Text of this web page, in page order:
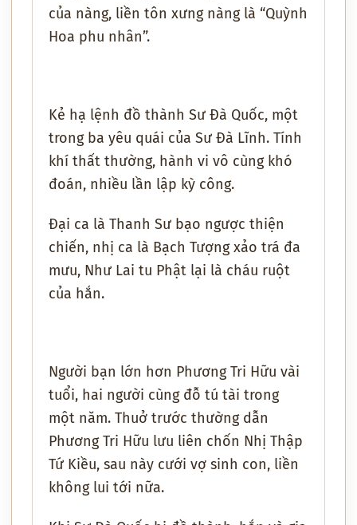
của nàng, liền tôn xưng nàng là “Quỳnh
Hoa phu nhân”.
Kẻ hạ lệnh đồ thành Sư Đà Quốc, một
trong ba yêu quái của Sư Đà Lĩnh. Tính
khí thất thường, hành vi vô cùng khó
đoán, nhiều lần lập kỳ công.
Đại ca là Thanh Sư bạo ngược thiện
chiến, nhị ca là Bạch Tượng xảo trá đa
mưu, Như Lai tu Phật lại là cháu ruột
của hắn.
Người bạn lớn hơn Phương Tri Hữu vài
tuổi, hai người cùng đỗ tú tài trong
một năm. Thuở trước thường dẫn
Phương Tri Hữu lưu liên chốn Nhị Thập
Tứ Kiều, sau này cưới vợ sinh con, liền
không lui tới nữa.